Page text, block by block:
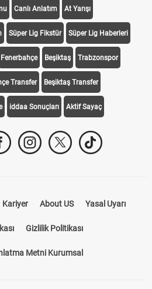
Canlı Anlatım At Yarışı
Süper Lig Fikstür Süper Lig Haberleri
Fenerbahçe Beşiktaş Trabzonspor
Transfer Beşiktaş Transfer
iddaa Sonuçları Aktif Sayaç
Kariyer About US Yasal Uyarı
Gizlilik Politikası
Metni Kurumsal